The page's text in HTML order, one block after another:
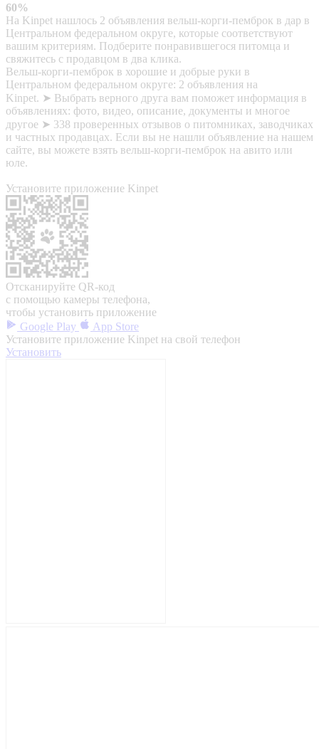
60%
На Kinpet нашлось 2 объявления вельш-корги-пемброк в дар в
Центральном федеральном округе, которые соответствуют
вашим критериям. Подберите понравившегося питомца и
свяжитесь с продавцом в два клика.
Вельш-корги-пемброк в хорошие и добрые руки в
Центральном федеральном округе: 2 объявления на
Kinpet. ➤ Выбрать верного друга вам поможет информация в
объявлениях: фото, видео, описание, документы и многое
другое ➤ 338 проверенных отзывов о питомниках, заводчиках
и частных продавцах. Если вы не нашли объявление на нашем
сайте, вы можете взять вельш-корги-пемброк на авито или
юле.
Установите приложение Kinpet
Отсканируйте QR-код
с помощью камеры телефона,
чтобы установить приложение
Google Play
App Store
Установите приложение Kinpet на свой телефон
Установить